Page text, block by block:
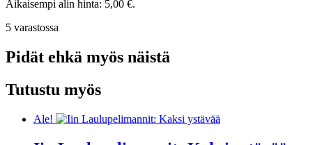
Aikaisempi alin hinta: 5,00 €.
5 varastossa
Pidät ehkä myös näistä
Tutustu myös
Ale!